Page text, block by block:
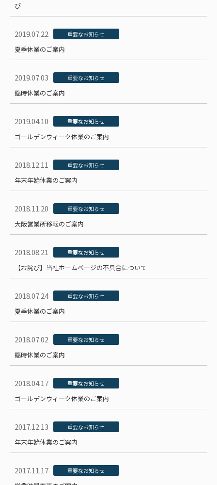
び
2019.07.22 重要なお知らせ
夏季休業のご案内
2019.07.03 重要なお知らせ
臨時休業のご案内
2019.04.10 重要なお知らせ
ゴールデンウィーク休業のご案内
2018.12.11 重要なお知らせ
年末年始休業のご案内
2018.11.20 重要なお知らせ
大阪営業所移転のご案内
2018.08.21 重要なお知らせ
【お詫び】当社ホームページの不具合について
2018.07.24 重要なお知らせ
夏季休業のご案内
2018.07.02 重要なお知らせ
臨時休業のご案内
2018.04.17 重要なお知らせ
ゴールデンウィーク休業のご案内
2017.12.13 重要なお知らせ
年末年始休業のご案内
2017.11.17 重要なお知らせ